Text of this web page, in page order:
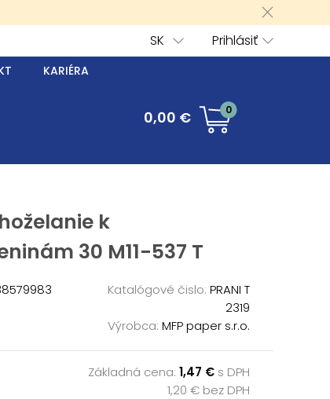
Prihlásiť
SK
KARIÉRA
0,00 € 0
k
30 M11-537 T
Katalógové čislo: PRANI T
2319
Výrobca: MFP paper s.r.o.
Základná cena: 1,47 € s DPH
1,20 € bez DPH